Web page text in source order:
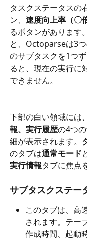
タスクステータスの
ン、 速度向上率（〇
るボタンがあります。
と、Octoparseは3
のサブタスクを1つ
ると、現在の実行に
できません。
下部の白い領域には、
報、実行履歴の4つ
細が表示されます。
のタブは通常モード
実行情報タブに焦点
サブタスクステー
このタブは、高
されます。テー
作成時間、起動